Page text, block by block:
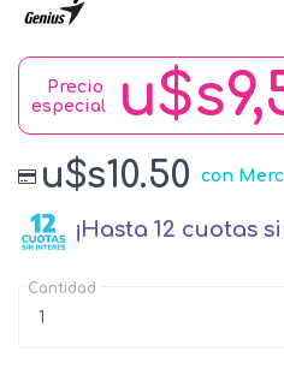
Precio
especial
u$s10.50 con
¡Hasta 12 cuotas
Cantidad